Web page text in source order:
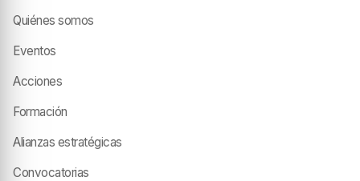
Quiénes somos
Eventos
Acciones
Formación
Alianzas estratégicas
Convocatorias